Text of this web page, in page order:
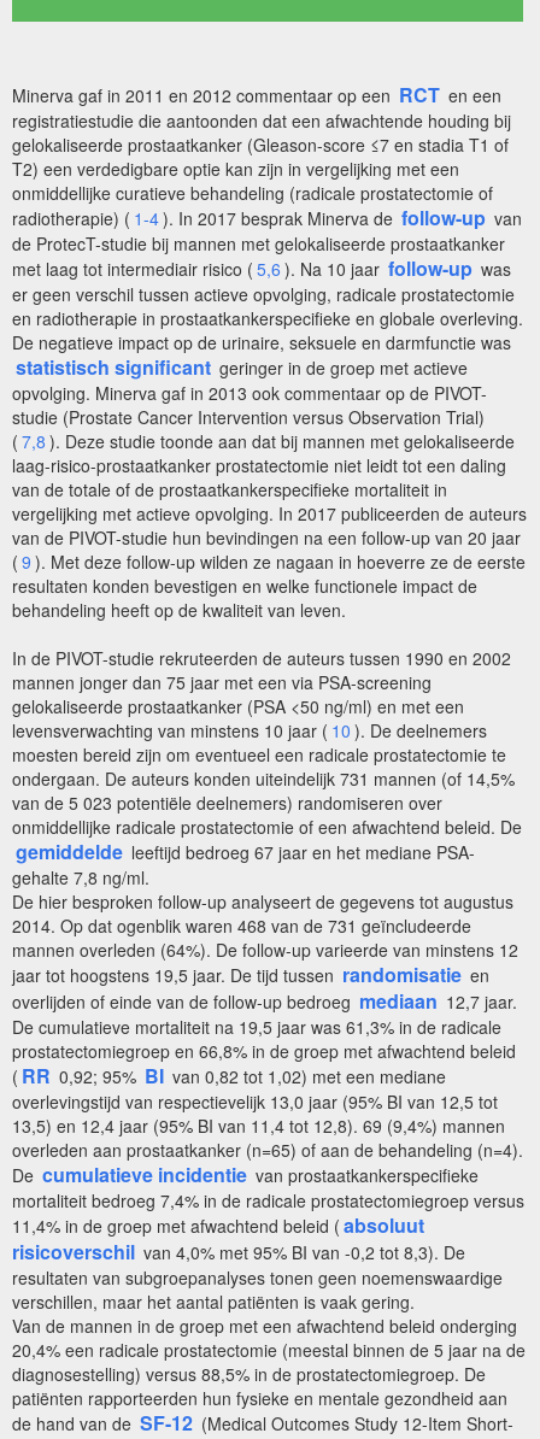
Minerva gaf in 2011 en 2012 commentaar op een RCT en een
registratiestudie die aantoonden dat een afwachtende houding bij
gelokaliseerde prostaatkanker (Gleason-score ≤7 en stadia T1 of
T2) een verdedigbare optie kan zijn in vergelijking met een
onmiddellijke curatieve behandeling (radicale prostatectomie of
radiotherapie) ( 1-4). In 2017 besprak Minerva de follow-up van
de ProtecT-studie bij mannen met gelokaliseerde prostaatkanker
met laag tot intermediair risico ( 5,6 ). Na 10 jaar follow-up was
er geen verschil tussen actieve opvolging, radicale prostatectomie
en radiotherapie in prostaatkankerspecifieke en globale overleving.
De negatieve impact op de urinaire, seksuele en darmfunctie was
statistisch significant geringer in de groep met actieve
opvolging. Minerva gaf in 2013 ook commentaar op de PIVOT-
studie (Prostate Cancer Intervention versus Observation Trial)
( 7,8 ). Deze studie toonde aan dat bij mannen met gelokaliseerde
laag-risico-prostaatkanker prostatectomie niet leidt tot een daling
van de totale of de prostaatkankerspecifieke mortaliteit in
vergelijking met actieve opvolging. In 2017 publiceerden de auteurs
van de PIVOT-studie hun bevindingen na een follow-up van 20 jaar
( 9 ). Met deze follow-up wilden ze nagaan in hoeverre ze de eerste
resultaten konden bevestigen en welke functionele impact de
behandeling heeft op de kwaliteit van leven.
In de PIVOT-studie rekruteerden de auteurs tussen 1990 en 2002
mannen jonger dan 75 jaar met een via PSA-screening
gelokaliseerde prostaatkanker (PSA <50 ng/ml) en met een
levensverwachting van minstens 10 jaar ( 10 ). De deelnemers
moesten bereid zijn om eventueel een radicale prostatectomie te
ondergaan. De auteurs konden uiteindelijk 731 mannen (of 14,5%
van de 5 023 potentiële deelnemers) randomiseren over
onmiddellijke radicale prostatectomie of een afwachtend beleid. De
gemiddelde leeftijd bedroeg 67 jaar en het mediane PSA-
gehalte 7,8 ng/ml.
De hier besproken follow-up analyseert de gegevens tot augustus
2014. Op dat ogenblik waren 468 van de 731 geïncludeerde
mannen overleden (64%). De follow-up varieerde van minstens 12
jaar tot hoogstens 19,5 jaar. De tijd tussen randomisatie en
overlijden of einde van de follow-up bedroeg mediaan 12,7 jaar.
De cumulatieve mortaliteit na 19,5 jaar was 61,3% in de radicale
prostatectomiegroep en 66,8% in de groep met afwachtend beleid
( RR 0,92; 95% BI van 0,82 tot 1,02) met een mediane
overlevingstijd van respectievelijk 13,0 jaar (95% BI van 12,5 tot
13,5) en 12,4 jaar (95% BI van 11,4 tot 12,8). 69 (9,4%) mannen
overleden aan prostaatkanker (n=65) of aan de behandeling (n=4).
De cumulatieve incidentie van prostaatkankerspecifieke
mortaliteit bedroeg 7,4% in de radicale prostatectomiegroep versus
11,4% in de groep met afwachtend beleid ( absoluut
risicoverschil van 4,0% met 95% BI van -0,2 tot 8,3). De
resultaten van subgroepanalyses tonen geen noemenswaardige
verschillen, maar het aantal patiënten is vaak gering.
Van de mannen in de groep met een afwachtend beleid onderging
20,4% een radicale prostatectomie (meestal binnen de 5 jaar na de
diagnosestelling) versus 88,5% in de prostatectomiegroep. De
patiënten rapporteerden hun fysieke en mentale gezondheid aan
de hand van de SF-12 (Medical Outcomes Study 12-Item Short-